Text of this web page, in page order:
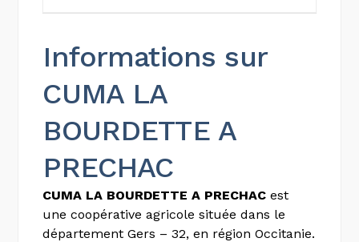
Informations sur
CUMA LA
BOURDETTE A
PRECHAC
CUMA LA BOURDETTE A PRECHAC est
une coopérative agricole située dans le
département Gers – 32, en région Occitanie.